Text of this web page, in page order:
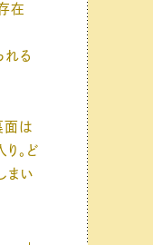
在
れる
面は
。ど
まい